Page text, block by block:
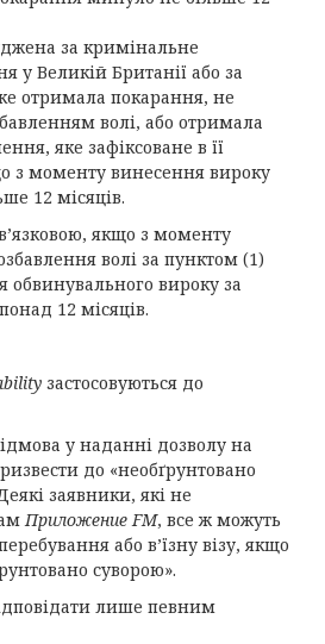
за кримінальне
у Великій Британії або за
отримала покарання, не
волі, або отримала
яке зафіксоване в її
з моменту винесення вироку
12 місяців.
якщо з моменту
волі за пунктом (1)
обвинувального вироку за
12 місяців.
застосовуються до
у наданні дозволу на
до «необґрунтовано
заявники, які не
Приложение FM, все ж можуть
або в’їзну візу, якщо
суворою».
лише певним